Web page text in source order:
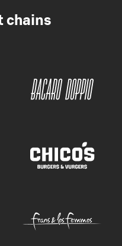
chains